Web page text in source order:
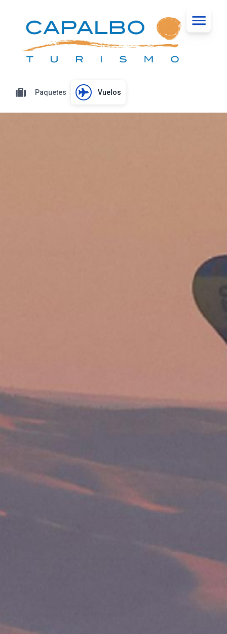
Paquetes Vuelos